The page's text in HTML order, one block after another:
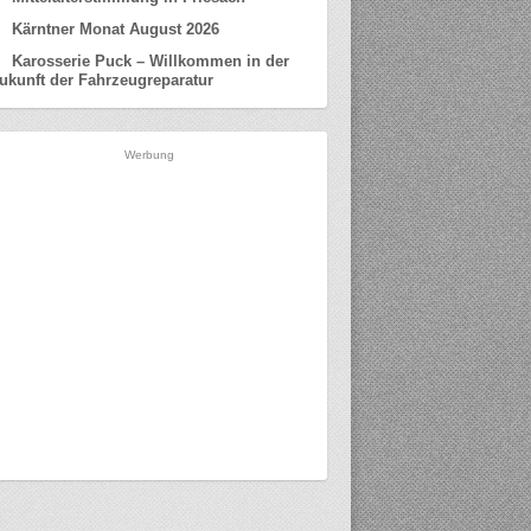
Kärntner Monat August 2026
Karosserie Puck – Willkommen in der
der Fahrzeugreparatur
Werbung